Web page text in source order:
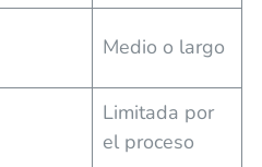
Medio o largo
Limitada por
el proceso